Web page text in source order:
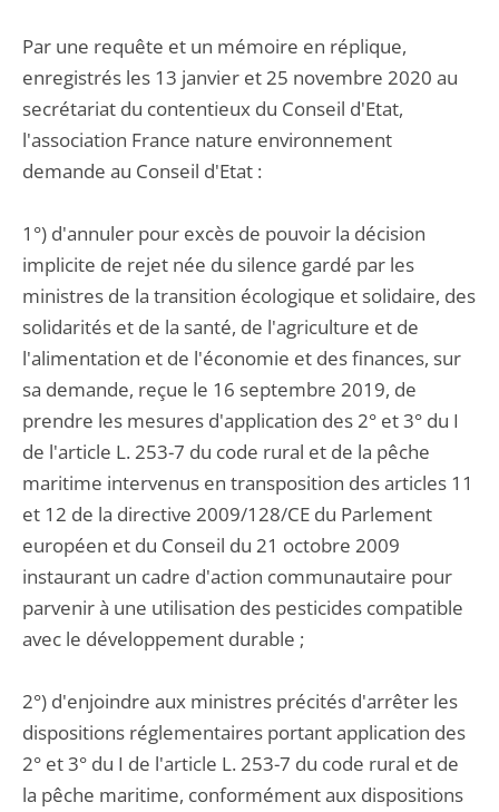
Par une requête et un mémoire en réplique,
enregistrés les 13 janvier et 25 novembre 2020 au
secrétariat du contentieux du Conseil d'Etat,
l'association France nature environnement
demande au Conseil d'Etat :
1°) d'annuler pour excès de pouvoir la décision
implicite de rejet née du silence gardé par les
ministres de la transition écologique et solidaire, des
solidarités et de la santé, de l'agriculture et de
l'alimentation et de l'économie et des finances, sur
sa demande, reçue le 16 septembre 2019, de
prendre les mesures d'application des 2° et 3° du I
de l'article L. 253-7 du code rural et de la pêche
maritime intervenus en transposition des articles 11
et 12 de la directive 2009/128/CE du Parlement
européen et du Conseil du 21 octobre 2009
instaurant un cadre d'action communautaire pour
parvenir à une utilisation des pesticides compatible
avec le développement durable ;
2°) d'enjoindre aux ministres précités d'arrêter les
dispositions réglementaires portant application des
2° et 3° du I de l'article L. 253-7 du code rural et de
la pêche maritime, conformément aux dispositions